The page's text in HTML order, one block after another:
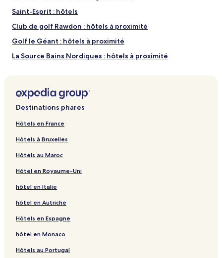
Centre Culturel La Belle Église
Saint-Esprit : hôtels
Club de golf Rawdon : hôtels à proximité
Golf le Géant : hôtels à proximité
La Source Bains Nordiques : hôtels à proximité
Domaine Saint-Bernard : Hôtels de luxe à proximité
Domaine Saint-Bernard : hôtels à proximité
Sainte-Marie-Salomé : hôtels
Saint-Liguori : hôtels
Doncaster : hôtels
Lac-En-Coeur : hôtels
Lac-Connelly : hôtels
Centre d'activités Martin Le Pêcheur : hôtels à proximité
Piste de ski La Jamme : hôtels à proximité
Destinations phares
Hôtels en France
Hôtels à Bruxelles
Hôtels au Maroc
Hôtel en Royaume-Uni
hôtel en Italie
hôtel en Autriche
Hôtels en Espagne
hôtel en Monaco
Hôtels au Portugal